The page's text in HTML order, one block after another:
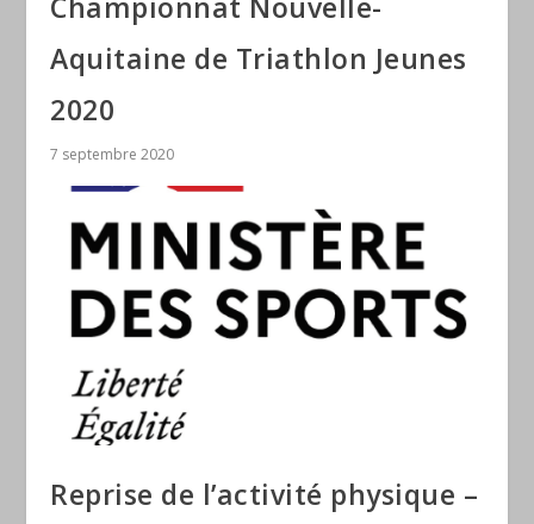
Aquitaine de Triathlon Jeunes
2020
7 septembre 2020
Reprise de l’activité physique –